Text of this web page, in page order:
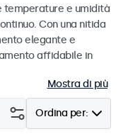
temperature e umidità
Con una nitida
elegante e
affidabile in
Mostra di più
Ordina per: